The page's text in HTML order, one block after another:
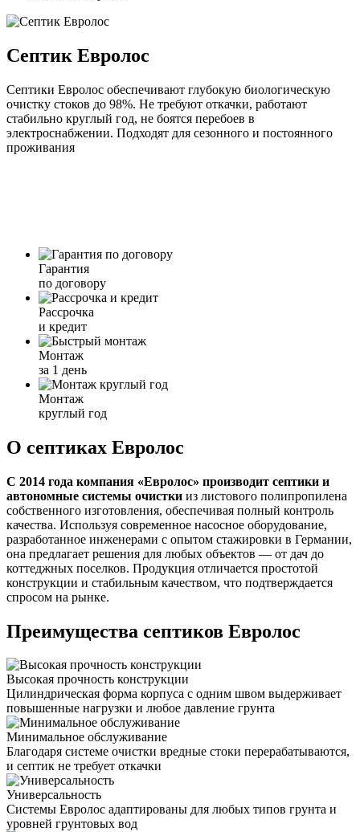
Септик Евролос
Септики Евролос обеспечивают глубокую биологическую
очистку стоков до 98%. Не требуют откачки, работают
стабильно круглый год, не боятся перебоев в
электроснабжении. Подходят для сезонного и постоянного
проживания
Гарантия
по договору
Рассрочка
и кредит
Монтаж
за 1 день
Монтаж
круглый год
О септиках Евролос
С 2014 года компания «Евролос» производит септики и
автономные системы очистки из листового полипропилена
собственного изготовления, обеспечивая полный контроль
качества. Используя современное насосное оборудование,
разработанное инженерами с опытом стажировки в Германии,
она предлагает решения для любых объектов — от дач до
коттеджных поселков. Продукция отличается простотой
конструкции и стабильным качеством, что подтверждается
спросом на рынке.
Преимущества септиков Евролос
Высокая прочность конструкции
Цилиндрическая форма корпуса с одним швом выдерживает
повышенные нагрузки и любое давление грунта
Минимальное обслуживание
Благодаря системе очистки вредные стоки перерабатываются,
и септик не требует откачки
Универсальность
Системы Евролос адаптированы для любых типов грунта и
уровней грунтовых вод